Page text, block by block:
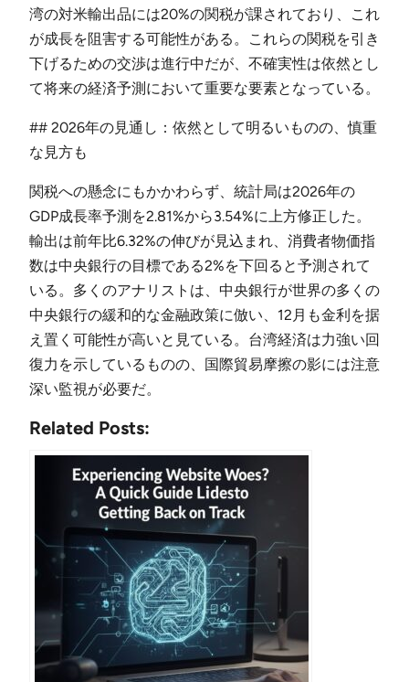
湾の対米輸出品には20%の関税が課されており、これ
が成長を阻害する可能性がある。これらの関税を引き
下げるための交渉は進行中だが、不確実性は依然とし
て将来の経済予測において重要な要素となっている。
## 2026年の見通し：依然として明るいものの、慎重
な見方も
関税への懸念にもかかわらず、統計局は2026年の
GDP成長率予測を2.81%から3.54%に上方修正した。
輸出は前年比6.32%の伸びが見込まれ、消費者物価指
数は中央銀行の目標である2%を下回ると予測されて
いる。多くのアナリストは、中央銀行が世界の多くの
中央銀行の緩和的な金融政策に倣い、12月も金利を据
え置く可能性が高いと見ている。台湾経済は力強い回
復力を示しているものの、国際貿易摩擦の影には注意
深い監視が必要だ。
Related Posts: